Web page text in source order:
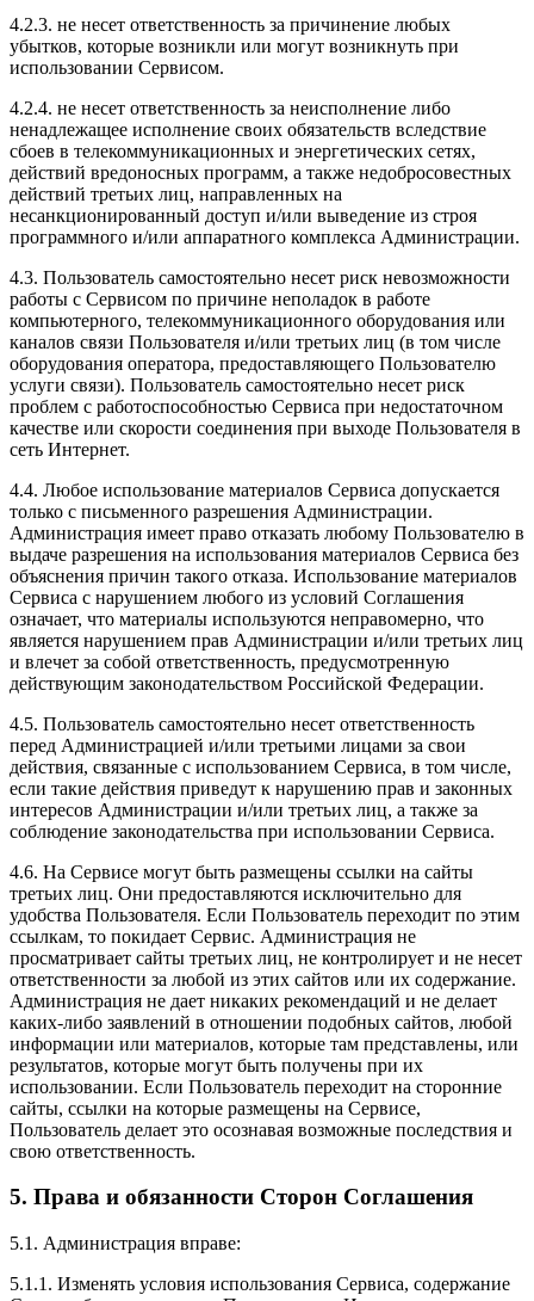
4.2.3. не несет ответственность за причинение любых
убытков, которые возникли или могут возникнуть при
использовании Сервисом.
4.2.4. не несет ответственность за неисполнение либо
ненадлежащее исполнение своих обязательств вследствие
сбоев в телекоммуникационных и энергетических сетях,
действий вредоносных программ, а также недобросовестных
действий третьих лиц, направленных на
несанкционированный доступ и/или выведение из строя
программного и/или аппаратного комплекса Администрации.
4.3. Пользователь самостоятельно несет риск невозможности
работы с Сервисом по причине неполадок в работе
компьютерного, телекоммуникационного оборудования или
каналов связи Пользователя и/или третьих лиц (в том числе
оборудования оператора, предоставляющего Пользователю
услуги связи). Пользователь самостоятельно несет риск
проблем с работоспособностью Сервиса при недостаточном
качестве или скорости соединения при выходе Пользователя в
сеть Интернет.
4.4. Любое использование материалов Сервиса допускается
только с письменного разрешения Администрации.
Администрация имеет право отказать любому Пользователю в
выдаче разрешения на использования материалов Сервиса без
объяснения причин такого отказа. Использование материалов
Сервиса с нарушением любого из условий Соглашения
означает, что материалы используются неправомерно, что
является нарушением прав Администрации и/или третьих лиц
и влечет за собой ответственность, предусмотренную
действующим законодательством Российской Федерации.
4.5. Пользователь самостоятельно несет ответственность
перед Администрацией и/или третьими лицами за свои
действия, связанные с использованием Сервиса, в том числе,
если такие действия приведут к нарушению прав и законных
интересов Администрации и/или третьих лиц, а также за
соблюдение законодательства при использовании Сервиса.
4.6. На Сервисе могут быть размещены ссылки на сайты
третьих лиц. Они предоставляются исключительно для
удобства Пользователя. Если Пользователь переходит по этим
ссылкам, то покидает Сервис. Администрация не
просматривает сайты третьих лиц, не контролирует и не несет
ответственности за любой из этих сайтов или их содержание.
Администрация не дает никаких рекомендаций и не делает
каких-либо заявлений в отношении подобных сайтов, любой
информации или материалов, которые там представлены, или
результатов, которые могут быть получены при их
использовании. Если Пользователь переходит на сторонние
сайты, ссылки на которые размещены на Сервисе,
Пользователь делает это осознавая возможные последствия и
свою ответственность.
5. Права и обязанности Сторон Соглашения
5.1. Администрация вправе:
5.1.1. Изменять условия использования Сервиса, содержание